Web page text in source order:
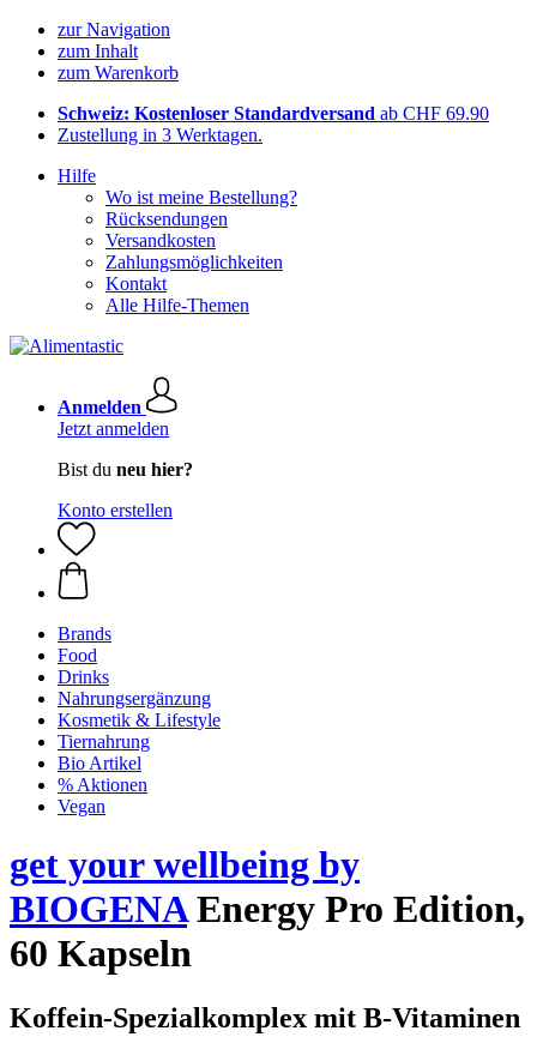
zur Navigation
zum Inhalt
zum Warenkorb
Schweiz: Kostenloser Standardversand ab CHF 69.90
Zustellung in 3 Werktagen.
Hilfe
Wo ist meine Bestellung?
Rücksendungen
Versandkosten
Zahlungsmöglichkeiten
Kontakt
Alle Hilfe-Themen
Anmelden
Jetzt anmelden
Bist du neu hier?
Konto erstellen
Brands
Food
Drinks
Nahrungsergänzung
Kosmetik & Lifestyle
Tiernahrung
Bio Artikel
% Aktionen
Vegan
get your wellbeing by
BIOGENAEnergy Pro Edition,
60 Kapseln
Koffein-Spezialkomplex mit B-Vitaminen